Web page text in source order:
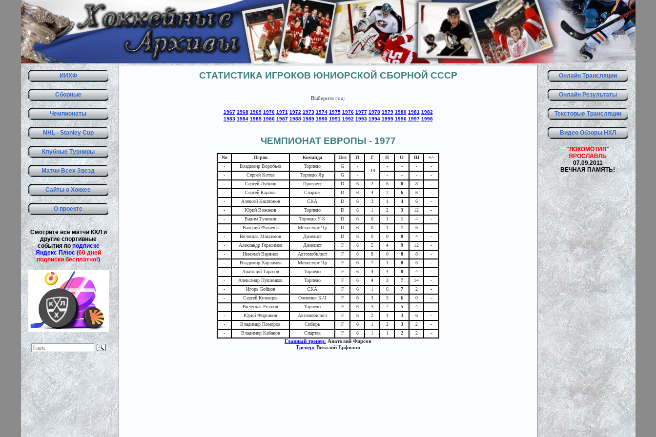
ИИХФ
Сборные
Чемпионаты
NHL - Stanley Cup
Клубные Турниры
Матчи Всех Звезд
Сайты о Хоккее
О проекте
Смотрите все матчи КХЛ и
другие спортивные
события поподписке
Яндекс Плюс (60 дней
подписки бесплатно!)
Онлайн Трансляции
Онлайн Результаты
Текстовые Трансляции
Видео Обзоры НХЛ
"ЛОКОМОТИВ"
ЯРОСЛАВЛЬ
07.09.2011
ВЕЧНАЯ ПАМЯТЬ!
СТАТИСТИКА ИГРОКОВ ЮНИОРСКОЙ СБОРНОЙ СССР
Выберите год:
1967 1968 1969 1970 1971 1972 1973 1974 1975 1976 1977 1978 1979 1980 1981 1982
1983 1984 1985 1986 1987 1988 1989 1990 1991 1992 1993 1994 1995 1996 1997 1998
ЧЕМПИОНАТ ЕВРОПЫ - 1977
No Игрок Команда Поз И Г П О Ш
+/-
-
Владимир Воробьев Торпедо G
-
-19
- - -
-
-
Сергей Котов Торпедо Яр G - - - -
-
-
Сергей Лубнин Прогресс D 6 2 6 8 8
-
-
Сергей Карпов Спартак D 6 4 2 6 6
-
-
Алексей Касатонов СКА D 6 3 1 4 6
-
-
Юрий Вожаков Торпедо D 6 1 2 3 12
-
-
Вадим Туников Торпедо У-К D 6 0 1 1 4
-
-
Валерий Фаличев Металлург Чр D 6 0 1 1 6
-
-
Вячеслав Максимов Дизелист D 6 0 0 0 4
-
-
Александр Герасимов Дизелист F 6 5 4 9 12
-
-
Николай Варянов Автомобилист F 6 8 0 8 8
-
-
Владимир Харламов Металлург Чр F 6 7 1 8 6
-
-
Анатолий Тарасов Торпедо F 6 4 4 8 4
-
-
Александр Пушников Торпедо F 6 4 3 7 14
-
-
Игорь Бойцов СКА F 6 1 6 7 2
-
-
Сергей Кузнецов Олимпия К-Ч F 6 3 3 6 0
-
-
Вячеслав Рьянов Торпедо F 6 3 2 5 4
-
-
Юрий Фирсанов Автомобилист F 6 2 1 3 6
-
-
Владимир Поморов Сибирь F 6 1 2 3 2
-
-
Владимир Кабанов Спартак F 6 1 1 2 2
-
Главный тренер: Анатолий Фирсов
Тренер: Виталий Ерфилов